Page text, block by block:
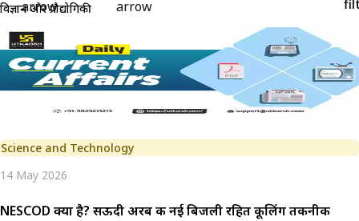
विज्ञान और प्रौद्योगिकी
Science and Technology
14 May 2026
NESCOD क्या है? सऊदी अरब की नई बिजली रहित कूलिंग तकनीक